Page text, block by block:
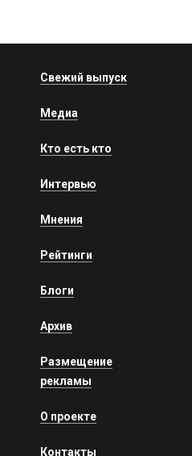
Свежий выпуск
Медиа
Кто есть кто
Интервью
Мнения
Рейтинги
Блоги
Архив
Размещение
рекламы
О проекте
Контакты